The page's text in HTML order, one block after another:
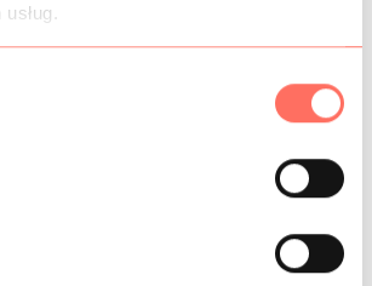
klasy. Pochodzenie Włochy.